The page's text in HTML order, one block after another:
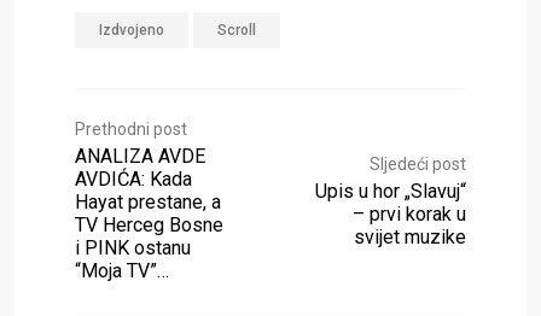
Izdvojeno Scroll
Prethodni post
ANALIZA AVDE
AVDIĆA: Kada
Hayat prestane, a
TV Herceg Bosne
i PINK ostanu
“Moja TV”…
Sljedeći post
Upis u hor „Slavuj“
– prvi korak u
svijet muzike